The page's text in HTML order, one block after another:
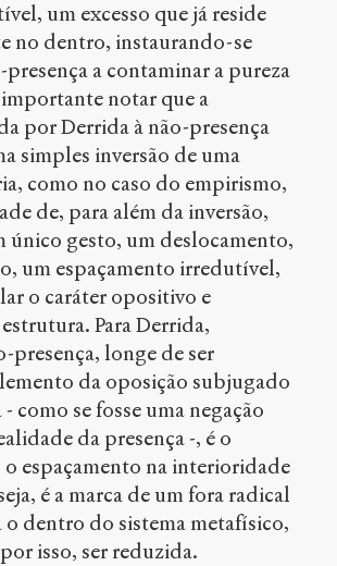
um excesso que já reside
no dentro, instaurando-se
a contaminar a pureza
importante notar que a
por Derrida à não-presença
simples inversão de uma
como no caso do empirismo,
de, para além da inversão,
único gesto, um deslocamento,
um espaçamento irredutível,
o caráter opositivo e
Para Derrida,
presença, longe de ser
da oposição subjugado
como se fosse uma negação
da presença -, é o
espaçamento na interioridade
é a marca de um fora radical
o dentro do sistema metafísico,
isso, ser reduzida.